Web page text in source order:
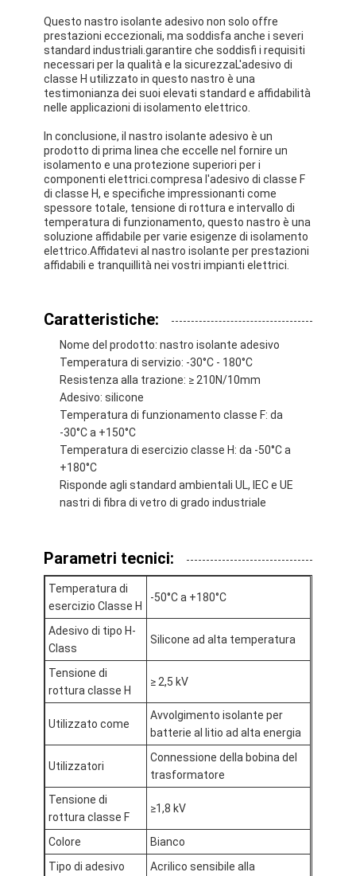
Casa
Prodotti
Circa noi
Giro della fabbrica
Controllo di qualità
Nastro adesivo dell'isolamento
Nastro dell'isolamento del panno di vetro
Nastro termoresistente dell'isolamento
Nastro adesivo del panno di vetro
Nastro adesivo del film del Polyimide
Nastro del panno di vetro del di alluminio
La stagnola ha affrontato la carta kraft
Panno della vetroresina del di alluminio
Nastro della tela della stagnola
Nastro di condotta del panno
Doppio nastro adesivo parteggiato
Nastro adesivo dell'ANIMALE DOMESTICO
Colata di investimento di precisione
Tavola di isolamento elettrico
Questo nastro isolante adesivo non solo offre
prestazioni eccezionali, ma soddisfa anche i severi
standard industriali.garantire che soddisfi i requisiti
necessari per la qualità e la sicurezzaL'adesivo di
classe H utilizzato in questo nastro è una
testimonianza dei suoi elevati standard e affidabilità
nelle applicazioni di isolamento elettrico.
In conclusione, il nastro isolante adesivo è un
prodotto di prima linea che eccelle nel fornire un
isolamento e una protezione superiori per i
componenti elettrici.compresa l'adesivo di classe F
di classe H, e specifiche impressionanti come
spessore totale, tensione di rottura e intervallo di
temperatura di funzionamento, questo nastro è una
soluzione affidabile per varie esigenze di isolamento
elettrico.Affidatevi al nastro isolante per prestazioni
affidabili e tranquillità nei vostri impianti elettrici.
Caratteristiche:
Nome del prodotto: nastro isolante adesivo
Temperatura di servizio: -30°C - 180°C
Resistenza alla trazione: ≥ 210N/10mm
Adesivo: silicone
Temperatura di funzionamento classe F: da
-30°C a +150°C
Temperatura di esercizio classe H: da -50°C a
+180°C
Risponde agli standard ambientali UL, IEC e UE
nastri di fibra di vetro di grado industriale
Parametri tecnici:
Temperatura di
esercizio Classe H
-50°C a +180°C
Adesivo di tipo H-
Class
Silicone ad alta temperatura
Tensione di
rottura classe H
≥ 2,5 kV
Utilizzato come
Avvolgimento isolante per
batterie al litio ad alta energia
Utilizzatori
Connessione della bobina del
trasformatore
Tensione di
rottura classe F
≥1,8 kV
Colore
Bianco
Tipo di adesivo
Acrilico sensibile alla